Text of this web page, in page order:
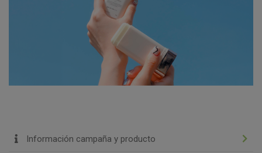
Información campaña y producto